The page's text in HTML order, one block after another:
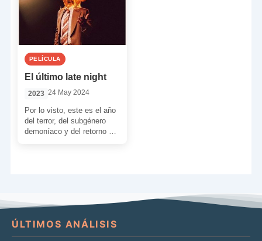
PELÍCULA
El último late night
2023 24 May 2024
Por lo visto, este es el año
del terror, del subgénero
demoníaco y del retorno a
ÚLTIMOS ANÁLISIS